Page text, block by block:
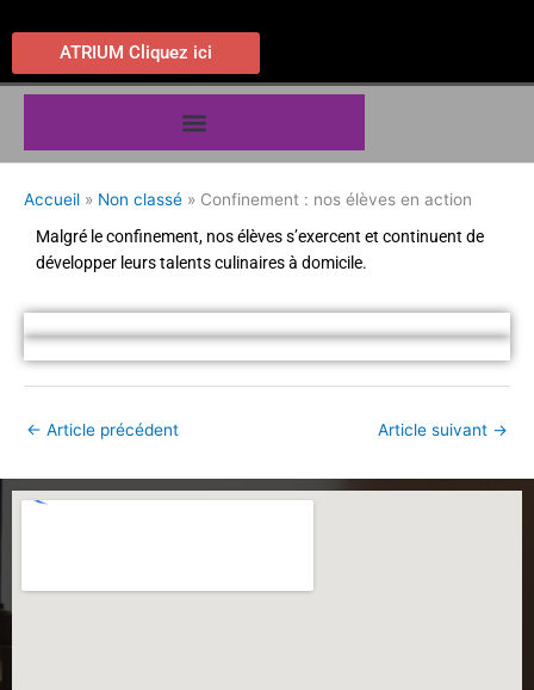
au
contenu
ATRIUM Cliquez ici
Accueil Non classé
Confinement : nos élèves en action
Malgré le confinement, nos élèves s’exercent et continuent de
développer leurs talents culinaires à domicile.
← Article précédent Article suivant →